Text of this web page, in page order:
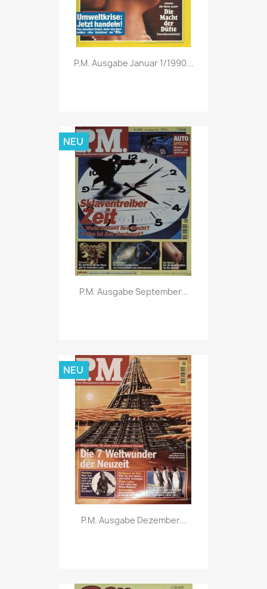
Vorschau
P.M. Ausgabe Januar 1/1990...
Vorschau
P.M. Ausgabe September...
NEU
Vorschau
P.M. Ausgabe Dezember...
NEU